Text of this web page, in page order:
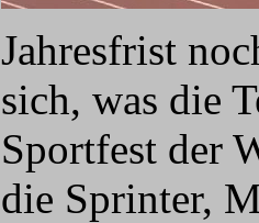
Jahresfrist
sich, was die
Sportfest der
die Sprinter,